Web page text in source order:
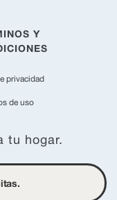
Y
privacidad
de uso
tu hogar.